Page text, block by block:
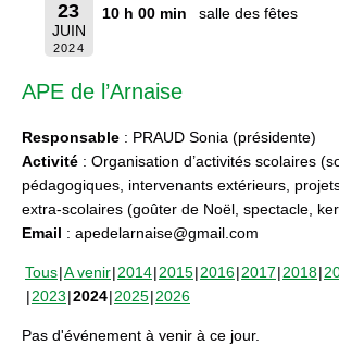
23
JUIN
2024
10 h 00 min salle des fêtes
APE de l’Arnaise
Responsable : PRAUD Sonia (présidente)
Activité : Organisation d’activités scolaires
pédagogiques, intervenants extérieurs,
extra-scolaires (goûter de Noël, spectacle,
Email : apedelarnaise@gmail.com
Tous A venir 2014 2015 2016 2017 2018
2023 2024 2025 2026
Pas d'événement à venir à ce jour.